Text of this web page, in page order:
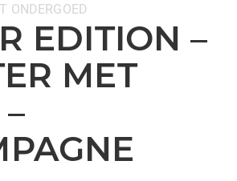
ONDERGOED
EDITION –
MET